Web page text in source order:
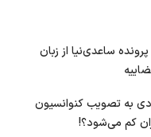
ساعدی‌نیا از زبان
به تصویب کنوانسیون
کم می‌شود؟!